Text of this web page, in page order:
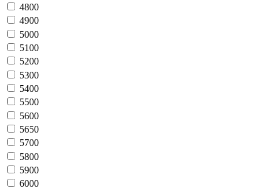
4800
4900
5000
5100
5200
5300
5400
5500
5600
5650
5700
5800
5900
6000